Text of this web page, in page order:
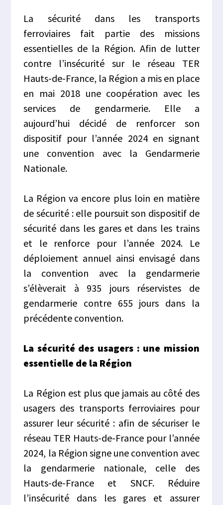
La sécurité dans les transports
ferroviaires fait partie des missions
essentielles de la Région. Afin de lutter
contre l’insécurité sur le réseau TER
Hauts-de-France, la Région a mis en place
en mai 2018 une coopération avec les
services de gendarmerie. Elle a
aujourd’hui décidé de renforcer son
dispositif pour l’année 2024 en signant
une convention avec la Gendarmerie
Nationale.
La Région va encore plus loin en matière
de sécurité : elle poursuit son dispositif de
sécurité dans les gares et dans les trains
et le renforce pour l’année 2024. Le
déploiement annuel ainsi envisagé dans
la convention avec la gendarmerie
s’élèverait à 935 jours réservistes de
gendarmerie contre 655 jours dans la
précédente convention.
La sécurité des usagers : une mission
essentielle de la Région
La Région est plus que jamais au côté des
usagers des transports ferroviaires pour
assurer leur sécurité : afin de sécuriser le
réseau TER Hauts-de-France pour l’année
2024, la Région signe une convention avec
la gendarmerie nationale, celle des
Hauts-de-France et SNCF. Réduire
l’insécurité dans les gares et assurer